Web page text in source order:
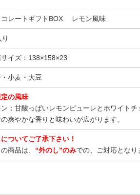
コレートギフトBOX レモン風味
イズ：138×158×23
小麦・大豆
の風味
；甘酸っぱいレモンピューレとホワイトチ
爽やかな香りと味わいが広がります。
ついてご了承下さい！
商品は、 “外のし”のみでの、ご対応となり